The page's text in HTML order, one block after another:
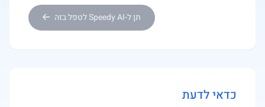
תן ל-Speedy AI לטפל בזה
כדאי לדעת